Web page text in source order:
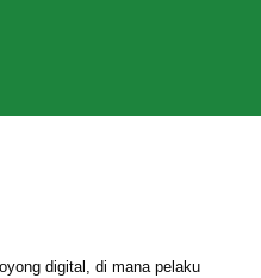
digital, di mana pelaku